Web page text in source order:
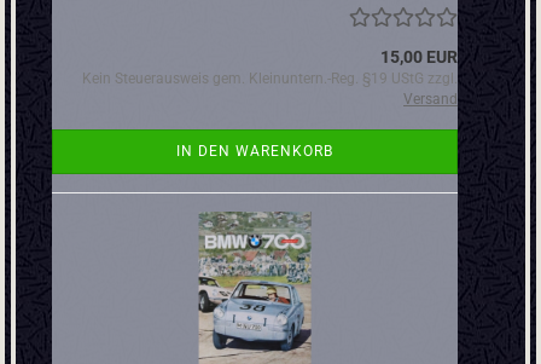
15,00 EUR
Kein Steuerausweis gem. Kleinuntern.-Reg. §19 UStG zzgl.
Versand
IN DEN WARENKORB